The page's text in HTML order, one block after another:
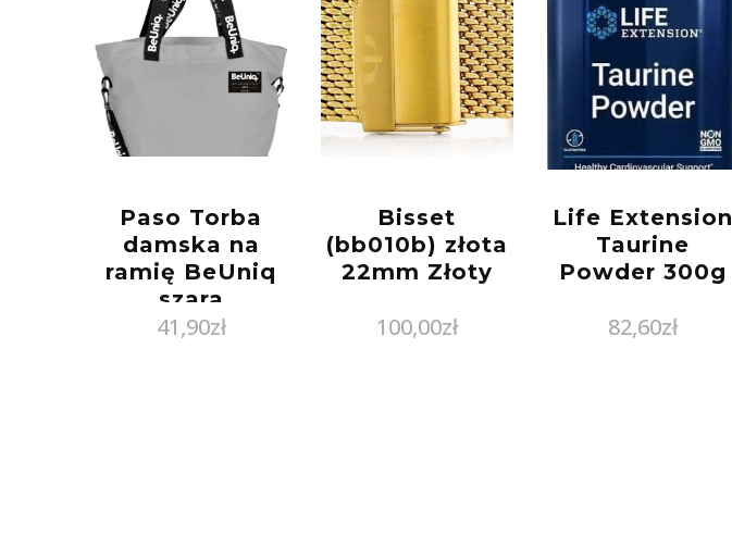
Paso Torba
damska na
ramię BeUniq
szara
shopperka ®
41,90zł
Bisset
(bb010b) złota
22mm Złoty
100,00zł
Life Extension
Taurine
Powder 300g
82,60zł